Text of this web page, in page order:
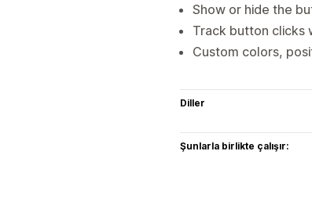
Show or hide the
Track button clicks
Custom colors,
Diller
Şunlarla birlikte çalışır: